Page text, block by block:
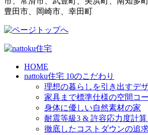
豊田市、岡崎市、幸田町
HOME
nattoku住宅 10のこだわり
理想の暮らしを引き出すデ
家具まで標準仕様の空間コ
身体に優しい自然素材の家
耐震等級3 & 許容応力度計
徹底したコストダウンの追